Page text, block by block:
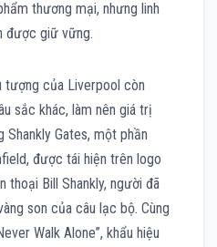
thương mại, nhưng linh
được giữ vững.
tượng của Liverpool còn
sắc khác, làm nên giá trị
Gates, một phần
được tái hiện trên logo
thoại Bill Shankly, người đã
son của câu lạc bộ. Cùng
Walk Alone”, khẩu hiệu